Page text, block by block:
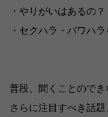
・やりがいはあるの？
・セクハラ・パワハ
普段、聞くことのでき
さらに注目すべき話題